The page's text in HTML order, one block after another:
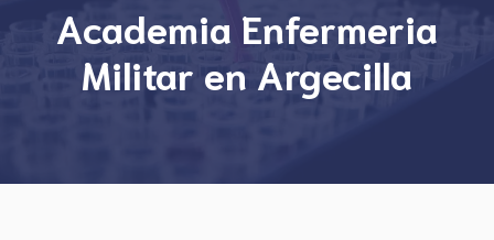
Academia Enfermeria
Militar en Argecilla